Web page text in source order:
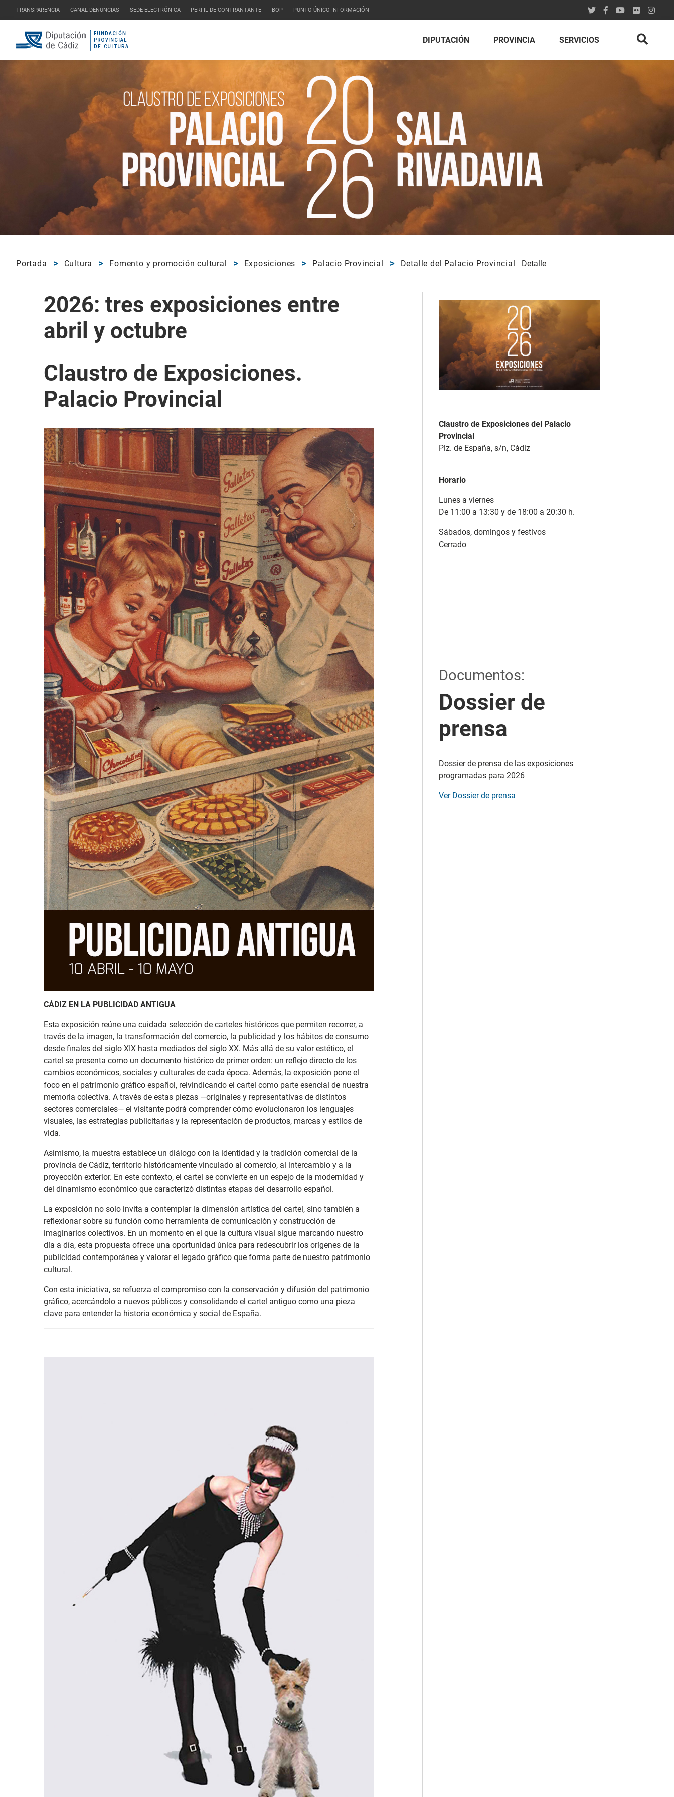
TRANSPARENCIA CANAL DENUNCIAS SEDE ELECTRÓNICA PERFIL DE CONTRANTANTE BOP PUNTO ÚNICO INFORMACIÓN
DIPUTACIÓN PROVINCIA SERVICIOS
Portada Cultura Fomento y promoción cultural Exposiciones Palacio Provincial Detalle del Palacio Provincial Detalle
2026: tres exposiciones entre
abril y octubre
Claustro de Exposiciones.
Palacio Provincial
CÁDIZ EN LA PUBLICIDAD ANTIGUA
Esta exposición reúne una cuidada selección de carteles históricos que permiten recorrer, a
través de la imagen, la transformación del comercio, la publicidad y los hábitos de consumo
desde finales del siglo XIX hasta mediados del siglo XX. Más allá de su valor estético, el
cartel se presenta como un documento histórico de primer orden: un reflejo directo de los
cambios económicos, sociales y culturales de cada época. Además, la exposición pone el
foco en el patrimonio gráfico español, reivindicando el cartel como parte esencial de nuestra
memoria colectiva. A través de estas piezas —originales y representativas de distintos
sectores comerciales— el visitante podrá comprender cómo evolucionaron los lenguajes
visuales, las estrategias publicitarias y la representación de productos, marcas y estilos de
vida.
Asimismo, la muestra establece un diálogo con la identidad y la tradición comercial de la
provincia de Cádiz, territorio históricamente vinculado al comercio, al intercambio y a la
proyección exterior. En este contexto, el cartel se convierte en un espejo de la modernidad y
del dinamismo económico que caracterizó distintas etapas del desarrollo español.
La exposición no solo invita a contemplar la dimensión artística del cartel, sino también a
reflexionar sobre su función como herramienta de comunicación y construcción de
imaginarios colectivos. En un momento en el que la cultura visual sigue marcando nuestro
día a día, esta propuesta ofrece una oportunidad única para redescubrir los orígenes de la
publicidad contemporánea y valorar el legado gráfico que forma parte de nuestro patrimonio
cultural.
Con esta iniciativa, se refuerza el compromiso con la conservación y difusión del patrimonio
gráfico, acercándolo a nuevos públicos y consolidando el cartel antiguo como una pieza
clave para entender la historia económica y social de España.
Claustro de Exposiciones del Palacio
Provincial
Plz. de España, s/n, Cádiz
Horario
Lunes a viernes
De 11:00 a 13:30 y de 18:00 a 20:30 h.
Sábados, domingos y festivos
Cerrado
Documentos:
Dossier de
prensa
Dossier de prensa de las exposiciones
programadas para 2026
Ver Dossier de prensa